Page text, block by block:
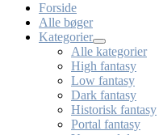
Forside
Alle bøger
Kategorier
Alle kategorier
High fantasy
Low fantasy
Dark fantasy
Historisk fantasy
Portal fantasy